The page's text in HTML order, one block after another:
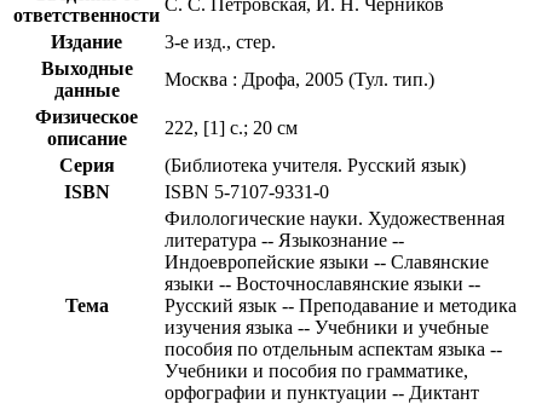
ответственности
Издание
3-е изд., стер.
Выходные
данные
Москва : Дрофа, 2005 (Тул. тип.)
Физическое
описание
222, [1] с.; 20 см
Серия
(Библиотека учителя. Русский язык)
ISBN
ISBN 5-7107-9331-0
Тема
Филологические науки. Художественная
литература -- Языкознание --
Индоевропейские языки -- Славянские
языки -- Восточнославянские языки --
Русский язык -- Преподавание и методика
изучения языка -- Учебники и учебные
пособия по отдельным аспектам языка --
Учебники и пособия по грамматике,
орфографии и пунктуации -- Диктант